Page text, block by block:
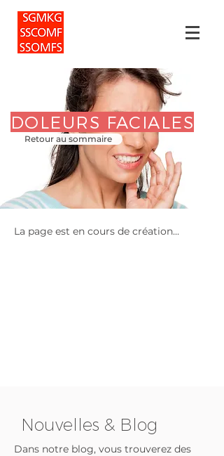
Retour au sommaire
DOLEURS FACIALES
La page est en cours de création...
Nouvelles & Blog
Dans notre blog, vous trouverez des